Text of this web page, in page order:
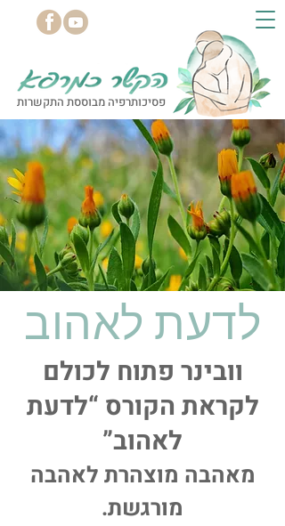
פסיכותרפיה מבוססת התקשרות
לדעת לאהוב
וובינר פתוח לכולם
לקראת הקורס “לדעת
לאהוב”
מאהבה מוצהרת לאהבה
מורגשת.